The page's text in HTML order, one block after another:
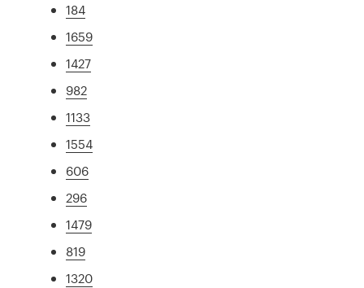
184
1659
1427
982
1133
1554
606
296
1479
819
1320